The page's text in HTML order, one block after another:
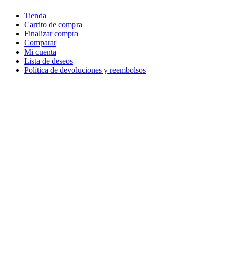
Tienda
Carrito de compra
Finalizar compra
Comparar
Mi cuenta
Lista de deseos
Política de devoluciones y reembolsos